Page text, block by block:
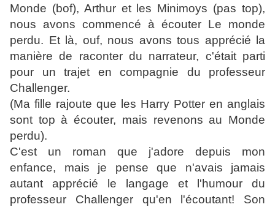
Monde (bof), Arthur et les Minimoys (pas top),
nous avons commencé à écouter Le monde
perdu. Et là, ouf, nous avons tous apprécié la
manière de raconter du narrateur, c'était parti
pour un trajet en compagnie du professeur
Challenger.
(Ma fille rajoute que les Harry Potter en anglais
sont top à écouter, mais revenons au Monde
perdu).
C'est un roman que j'adore depuis mon
enfance, mais je pense que n'avais jamais
autant apprécié le langage et l'humour du
professeur Challenger qu'en l'écoutant! Son